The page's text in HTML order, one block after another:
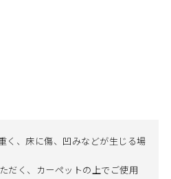
く、床に傷、凹みなどが生じる場
だく、カーペットの上でご使用